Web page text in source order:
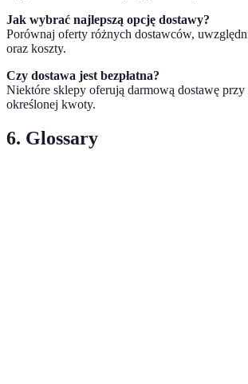
Jak wybrać najlepszą opcję dostawy?
Porównaj oferty różnych dostawców,
oraz koszty.
Czy dostawa jest bezpłatna?
Niektóre sklepy oferują darmową dostawę
określonej kwoty.
6. Glossary